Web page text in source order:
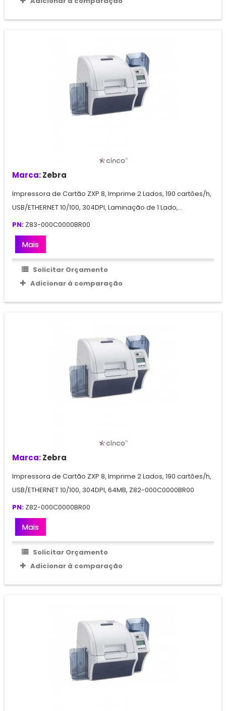
Marca:Zebra
Impressora de Cartão ZXP 8, Imprime 2 Lados, 190 cartões/h,
USB/ETHERNET 10/100, 304DPI, Laminação de 1 Lado,...
PN: Z83-000C0000BR00
Mais
Solicitar Orçamento
Adicionar à comparação
Marca:Zebra
Impressora de Cartão ZXP 8, Imprime 2 Lados, 190 cartões/h,
USB/ETHERNET 10/100, 304DPI, 64MB, Z82-000C0000BR00
PN: Z82-000C0000BR00
Mais
Solicitar Orçamento
Adicionar à comparação